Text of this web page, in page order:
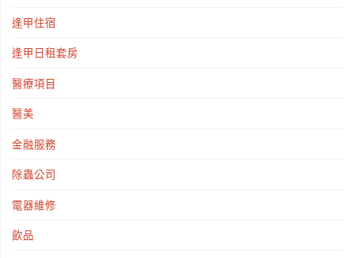
逢甲住宿
逢甲日租套房
醫療項目
醫美
金融服務
除蟲公司
電器維修
飲品